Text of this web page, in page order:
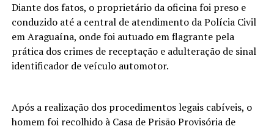
Diante dos fatos, o proprietário da oficina foi preso e
conduzido até a central de atendimento da Polícia Civil
em Araguaína, onde foi autuado em flagrante pela
prática dos crimes de receptação e adulteração de sinal
identificador de veículo automotor.
Após a realização dos procedimentos legais cabíveis, o
homem foi recolhido à Casa de Prisão Provisória de